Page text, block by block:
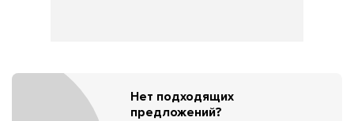
Нет подходящих
предложений?